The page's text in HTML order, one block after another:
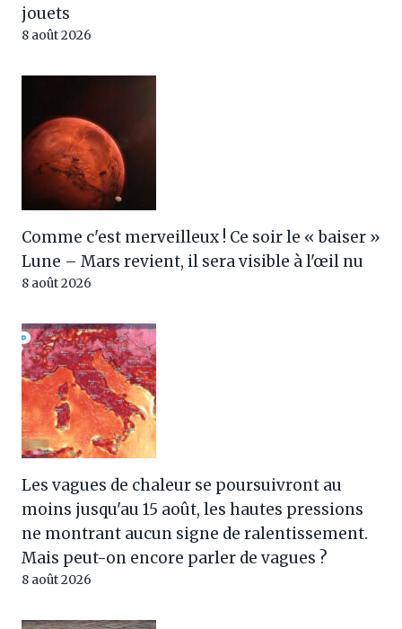
jouets
8 août 2026
Comme c'est merveilleux ! Ce soir le « baiser »
Lune – Mars revient, il sera visible à l'œil nu
8 août 2026
Les vagues de chaleur se poursuivront au
moins jusqu'au 15 août, les hautes pressions
ne montrant aucun signe de ralentissement.
Mais peut-on encore parler de vagues ?
8 août 2026